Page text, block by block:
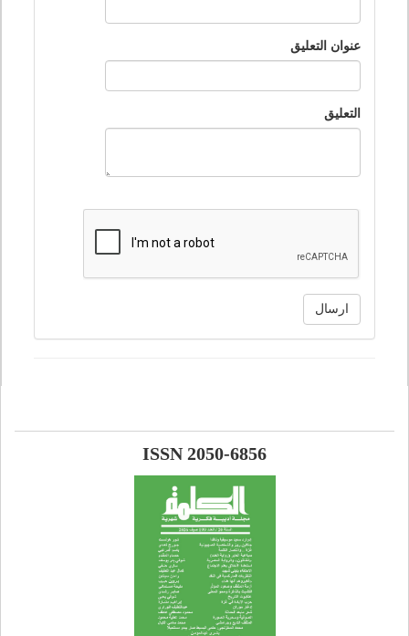
عنوان التعليق
التعليق
ارسال
ISSN 2050-6856